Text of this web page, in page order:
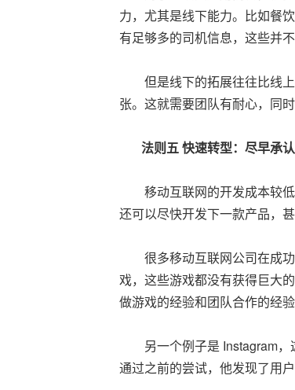
力，尤其是线下能力。比如餐
有足够多的司机信息，这些并
但是线下的拓展往往比线上
张。这就需要团队有耐心，同
法则五快速转型：尽早承
移动互联网的开发成本较低
还可以尽快开发下一款产品，甚
很多移动互联网公司在成功
戏，这些游戏都没有获得巨大
做游戏的经验和团队合作的经验
另一个例子是 Instagram，
通过之前的尝试，他发现了用